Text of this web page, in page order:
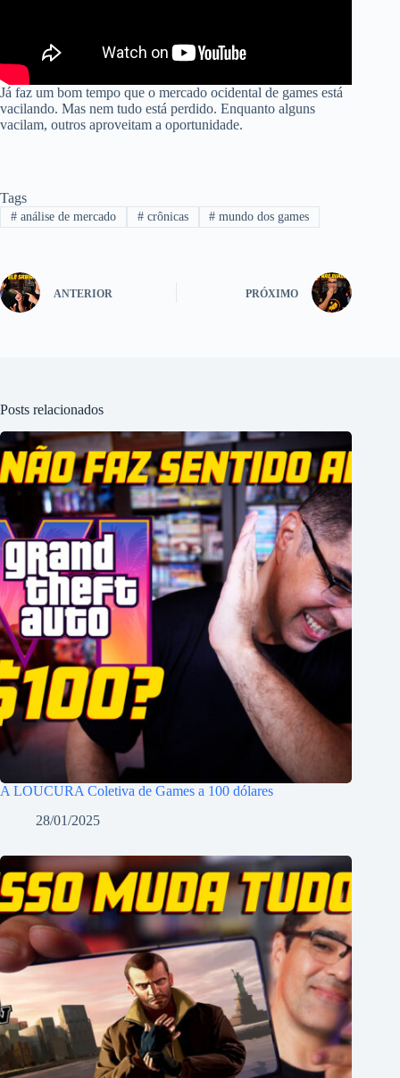
Já faz um bom tempo que o mercado ocidental de games está
vacilando. Mas nem tudo está perdido. Enquanto alguns
vacilam, outros aproveitam a oportunidade.
Tags
#análise de mercado #crônicas # mundo dos games
ANTERIOR PRÓXIMO
Posts relacionados
A LOUCURA Coletiva de Games a 100 dólares
28/01/2025